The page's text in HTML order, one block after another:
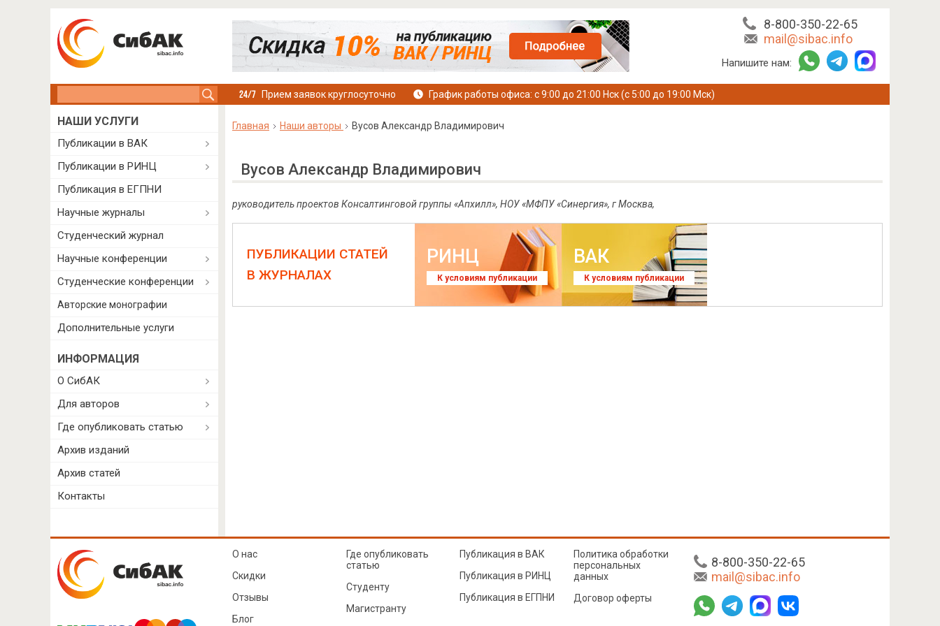
8-800-350-22-65
mail@sibac.info
Напишите нам:
Прием заявок круглосуточно График работы офиса: с 9:00 до 21:00 Нск (с 5:00 до 19:00 Мск)
Главная Наши авторы Вусов Александр Владимирович
Вусов Александр Владимирович
руководитель проектов Консалтинговой группы «Апхилл», НОУ «МФПУ «Синергия», г Москва,
ПУБЛИКАЦИИ СТАТЕЙ
В ЖУРНАЛАХ
РИНЦ
К условиям публикации
ВАК
К условиям публикации
НАШИ УСЛУГИ
Публикации в ВАК
Публикации в РИНЦ
Публикация в ЕГПНИ
Научные журналы
Студенческий журнал
Научные конференции
Студенческие конференции
Авторские монографии
Дополнительные услуги
ИНФОРМАЦИЯ
О СибАК
Для авторов
Где опубликовать статью
Архив изданий
Архив статей
Контакты
8-800-350-22-65
mail@sibac.info
О нас
Скидки
Отзывы
Блог
Где опубликовать
статью
Студенту
Магистранту
Публикация в ВАК
Публикация в РИНЦ
Публикация в ЕГПНИ
Политика обработки
персональных
данных
Договор оферты